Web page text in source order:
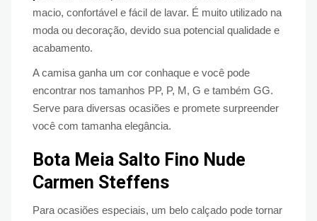
macio, confortável e fácil de lavar. É muito utilizado na
moda ou decoração, devido sua potencial qualidade e
acabamento.
A camisa ganha um cor conhaque e você pode
encontrar nos tamanhos PP, P, M, G e também GG.
Serve para diversas ocasiões e promete surpreender
você com tamanha elegância.
Bota Meia Salto Fino Nude
Carmen Steffens
Para ocasiões especiais, um belo calçado pode tornar